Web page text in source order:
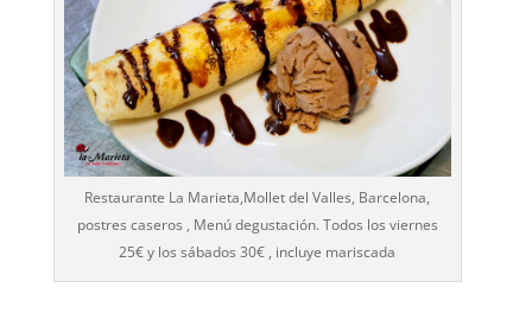
Restaurante La Marieta,Mollet del Valles, Barcelona,
postres caseros , Menú degustación. Todos los viernes
25€ y los sábados 30€ , incluye mariscada